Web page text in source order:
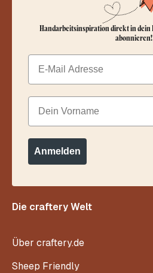
Die craftery Welt
Über craftery.de
Sheep Friendly
Handarbeitsinspiration direkt in dein
abonnieren!
Email
Dein Vorname
Anmelden